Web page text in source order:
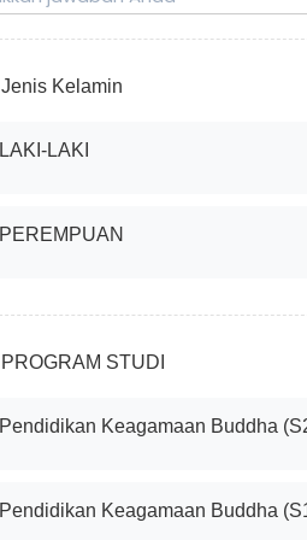
Jenis Kelamin
LAKI-LAKI
PEREMPUAN
PROGRAM STUDI
Pendidikan Keagamaan Buddha
Pendidikan Keagamaan Buddha